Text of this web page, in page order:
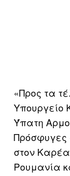
«Προς τα
Υπουργείο
Ύπατη
στον
Ρουμανία